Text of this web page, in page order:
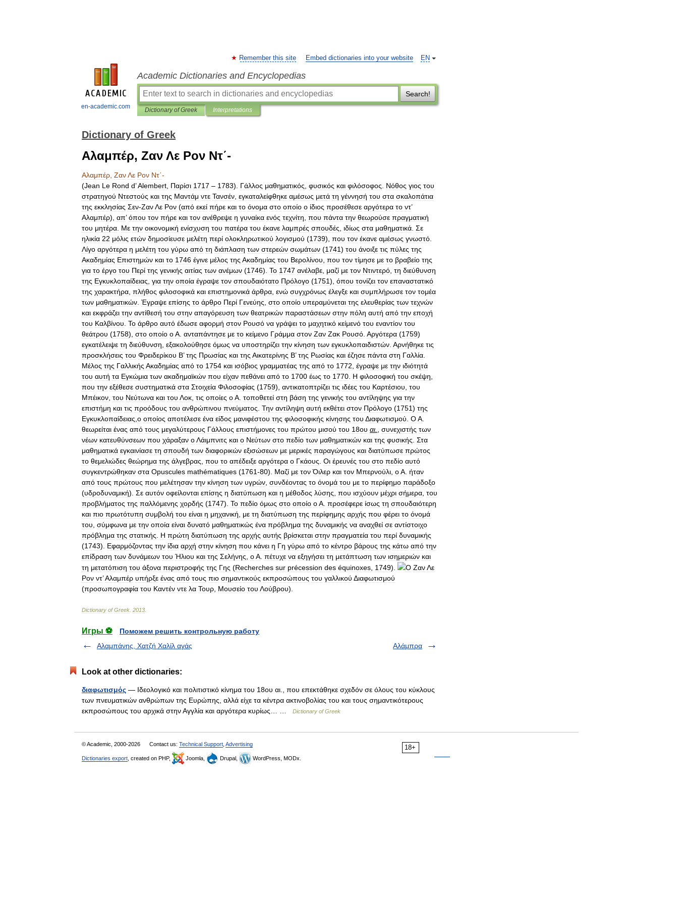
en-academic.com
EN
Remember this site Embed dictionaries into your website
Academic Dictionaries and Encyclopedias
Search!
Dictionary of Greek Interpretations
Dictionary of Greek
Αλαμπέρ, Ζαν Λε Ρον Ντ΄-
Αλαμπέρ ΖανΛε Ρον Ντ΄-
(Jean Le Rond d’Alembert Παρίσι 1717 – 1783). Γάλλος μαθηματικός φυσικός και φιλόσοφος Νόθος γιος του
στρατηγού Ντεστούς και της Μαντάμ ντε Τανσέν εγκαταλείφθηκε αμέσως μετά τη γέννησή του στα σκαλοπάτια
της εκκλησίας Σεν-ΖανΛε Ρον (από εκεί πήρε και το όνομα στο οποίο ο ίδιος προσέθεσε αργότερα το ντ’
Αλαμπέρ), απ’όπου τον πήρε και τον ανέθρεψε η γυναίκα ενός τεχνίτη που πάντα την θεωρούσε πραγματική
του μητέρα Με την οικονομική ενίσχυση του πατέρα του έκανε λαμπρές σπουδές ιδίως στα μαθηματικά Σε
ηλικία 22 μόλις ετών δημοσίευσε μελέτη περί ολοκληρωτικού λογισμού (1739), που τον έκανε αμέσως γνωστό
Λίγο αργότερα η μελέτη του γύρω από τη διάπλαση των στερεών σωμάτων (1741) του άνοιξε τις πύλες της
Ακαδημίας Επιστημών και το 1746 έγινε μέλος της Ακαδημίας του Βερολίνου που τον τίμησε με το βραβείο της
για το έργο του Περί της γενικής αιτίας των ανέμων (1746). Το 1747 ανέλαβε μαζί με τον Ντιντερό τη διεύθυνση
της Εγκυκλοπαίδειας για την οποία έγραψε τον σπουδαιότατο Πρόλογο (1751), όπου τονίζει τον επαναστατικό
της χαρακτήρα πλήθος φιλοσοφικά και επιστημονικά άρθρα ενώ συγχρόνως έλεγξε και συμπλήρωσε τον τομέα
των μαθηματικών Έγραψε επίσης το άρθρο Περί Γενεύης στο οποίο υπεραμύνεται της ελευθερίας των τεχνών
και εκφράζει την αντίθεσή του στην απαγόρευση των θεατρικών παραστάσεων στην πόλη αυτή από την εποχή
του Καλβίνου Το άρθρο αυτό έδωσε αφορμή στον Ρουσό να γράψει το μαχητικό κείμενό του εναντίον του
θεάτρου (1758), στο οποίο οΑ ανταπάντησε με το κείμενο Γράμμα στον Ζαν Ζακ Ρουσό Αργότερα (1759)
εγκατέλειψε τη διεύθυνση εξακολούθησε όμως να υποστηρίζει την κίνηση των εγκυκλοπαιδιστών Αρνήθηκε τις
προσκλήσεις του Φρειδερίκου Β’της Πρωσίας και της Αικατερίνης Β’της Ρωσίας και έζησε πάντα στη Γαλλία
Μέλος της Γαλλικής Ακαδημίας από το 1754 και ισόβιος γραμματέας της από το 1772 έγραψε με την ιδιότητά
του αυτή τα Εγκώμια των ακαδημαϊκών που είχαν πεθάνει από το 1700 έως το 1770 Η φιλοσοφική του σκέψη
που την εξέθεσε συστηματικά στα Στοιχεία Φιλοσοφίας (1759), αντικατοπτρίζει τις ιδέες του Καρτέσιου του
Μπέικον του Νεύτωνα και του Λοκ τις οποίες οΑ τοποθετεί στη βάση της γενικής του αντίληψης για την
επιστήμη και τις προόδους του ανθρώπινου πνεύματος Την αντίληψη αυτή εκθέτει στον Πρόλογο (1751) της
Εγκυκλοπαίδειας ο οποίος αποτέλεσε ένα είδος μανιφέστου της φιλοσοφικής κίνησης του Διαφωτισμού ΟΑ
θεωρείται ένας από τους μεγαλύτερους Γάλλους επιστήμονες του πρώτου μισού του 18ου αι συνεχιστής των
νέων κατευθύνσεων που χάραξαν οΛάιμπνιτς και ο Νεύτων στο πεδίο των μαθηματικών και της φυσικής Στα
μαθηματικά εγκαινίασε τη σπουδή των διαφορικών εξισώσεων με μερικές παραγώγους και διατύπωσε πρώτος
το θεμελιώδες θεώρημα της άλγεβρας που το απέδειξε αργότερα ο Γκάους Οι έρευνές του στο πεδίο αυτό
συγκεντρώθηκαν στα Opuscules mathématiques (1761-80). Μαζί με τον Όιλερ και τον Μπερνούλι οΑ ήταν
από τους πρώτους που μελέτησαν την κίνηση των υγρών συνδέοντας το όνομά του με το περίφημο παράδοξο
(υδροδυναμική). Σε αυτόν οφείλονται επίσης η διατύπωση και η μέθοδος λύσης που ισχύουν μέχρι σήμερα του
προβλήματος της παλλόμενης χορδής (1747). Το πεδίο όμως στο οποίο οΑ προσέφερε ίσως τη σπουδαιότερη
και πιο πρωτότυπη συμβολή του είναι η μηχανική με τη διατύπωση της περίφημης αρχής που φέρει το όνομά
του σύμφωνα με την οποία είναι δυνατό μαθηματικώς ένα πρόβλημα της δυναμικής να αναχθεί σε αντίστοιχο
πρόβλημα της στατικής Η πρώτη διατύπωση της αρχής αυτής βρίσκεται στην πραγματεία του περί δυναμικής
(1743). Εφαρμόζοντας την ίδια αρχή στην κίνηση που κάνει η Γη γύρω από το κέντρο βάρους της κάτω από την
επίδραση των δυνάμεων του Ήλιου και της Σελήνης οΑ πέτυχε να εξηγήσει τη μετάπτωση των ισημεριών και
τη μετατόπιση του άξονα περιστροφής της Γης (Recherches sur précession des équinoxes 1749). Ο ΖανΛε
Ρον ντ’Αλαμπέρ υπήρξε ένας από τους πιο σημαντικούς εκπροσώπους του γαλλικού Διαφωτισμού
(προσωπογραφία του Καντέν ντε λα Τουρ Μουσείο του Λούβρου).
Dictionary of Greek 2013
Игры ⚽
Поможем решить контрольную работу
Αλαμπάνης, Χατζή Χαλίλ αγάς
Αλάμπρα
Look at other dictionaries:
διαφωτισμός — Ιδεολογικό και πολιτιστικό κίνημα του 18ου αι., που επεκτάθηκε σχεδόν σε όλους του κύκλους
των πνευματικών ανθρώπων της Ευρώπης, αλλά είχε τα κέντρα ακτινοβολίας του και τους σημαντικότερους
εκπροσώπους του αρχικά στην Αγγλία και αργότερα κυρίως… …
Dictionary of Greek
18+
© Academic, 2000-2026 Contact us: Technical Support Advertising
Dictionaries export , created on PHP, Joomla, Drupal, WordPress, MODx.